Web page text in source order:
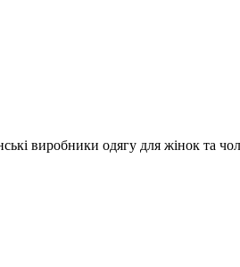
виробники одягу для жінок та